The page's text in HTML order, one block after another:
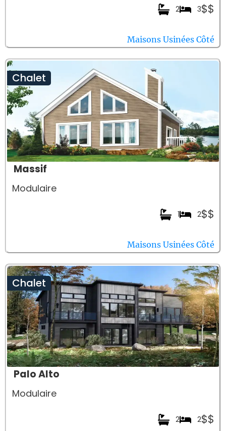
$$
3
2
Maisons Usinées Côté
Chalet
Massif
Modulaire
$$
2
1
Maisons Usinées Côté
Chalet
Palo Alto
Modulaire
$$
2
2